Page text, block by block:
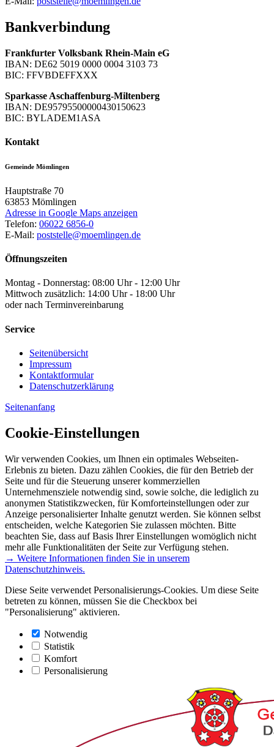
Bankverbindung
Frankfurter Volksbank Rhein-Main eG
IBAN: DE62 5019 0000 0004 3103 73
BIC: FFVBDEFFXXX
Sparkasse Aschaffenburg-Miltenberg
IBAN: DE95795500000430150623
BIC: BYLADEM1ASA
Kontakt
Gemeinde Mömlingen
Hauptstraße 70
63853 Mömlingen
Adresse in Google Maps anzeigen
Telefon: 06022 6856-0
E-Mail: poststelle@moemlingen.de
Öffnungszeiten
Montag - Donnerstag: 08:00 Uhr - 12:00 Uhr
Mittwoch zusätzlich: 14:00 Uhr - 18:00 Uhr
oder nach Terminvereinbarung
Service
Seitenübersicht
Impressum
Kontaktformular
Datenschutzerklärung
Seitenanfang
Cookie-Einstellungen
Wir verwenden Cookies, um Ihnen ein optimales Webseiten-
Erlebnis zu bieten. Dazu zählen Cookies, die für den Betrieb der
Seite und für die Steuerung unserer kommerziellen
Unternehmensziele notwendig sind, sowie solche, die lediglich zu
anonymen Statistikzwecken, für Komforteinstellungen oder zur
Anzeige personalisierter Inhalte genutzt werden. Sie können selbst
entscheiden, welche Kategorien Sie zulassen möchten. Bitte
beachten Sie, dass auf Basis Ihrer Einstellungen womöglich nicht
mehr alle Funktionalitäten der Seite zur Verfügung stehen.
→ Weitere Informationen finden Sie in unserem
Datenschutzhinweis.
Diese Seite verwendet Personalisierungs-Cookies. Um diese Seite
betreten zu können, müssen Sie die Checkbox bei
"Personalisierung" aktivieren.
Notwendig
Statistik
Komfort
Personalisierung